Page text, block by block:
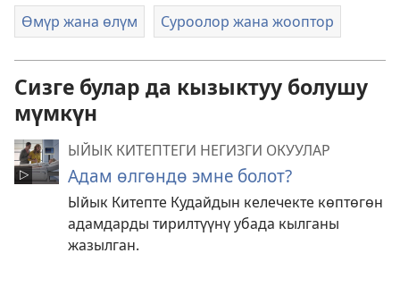
Өмүр жана өлүм Суроолор жана жооптор
Сизге булар да кызыктуу болушу
мүмкүн
ЫЙЫК КИТЕПТЕГИ НЕГИЗГИ ОКУУЛАР
Адам өлгөндө эмне болот?
Ыйык Китепте Кудайдын келечекте көптөгөн
адамдарды тирилтүүнү убада кылганы
жазылган.